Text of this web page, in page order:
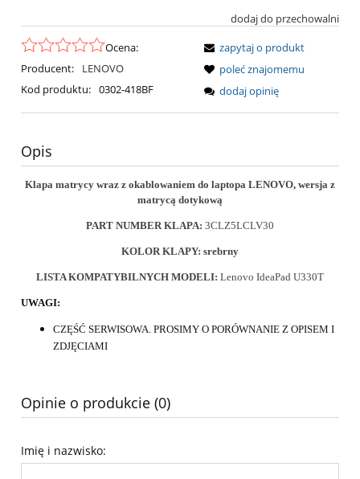
dodaj do przechowalni
Ocena:
Producent:
LENOVO
Kod produktu: 0302-418BF
zapytaj o produkt
poleć znajomemu
dodaj opinię
Opis
Klapa matrycy wraz z okablowaniem do laptopa LENOVO, wersja z
matrycą dotykową
PART NUMBER KLAPA: 3CLZ5LCLV30
KOLOR KLAPY: srebrny
LISTA KOMPATYBILNYCH MODELI: Lenovo IdeaPad U330T
UWAGI:
CZĘŚĆ SERWISOWA. PROSIMY O PORÓWNANIE Z OPISEM I
ZDJĘCIAMI
Opinie o produkcie (0)
Imię i nazwisko: